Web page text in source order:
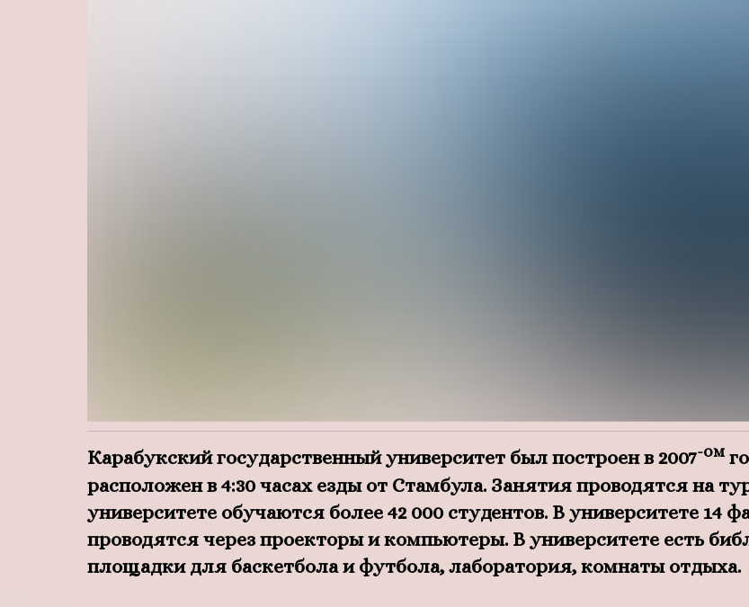
Карабукский государственный университет был построен в 2007-ом
расположен в 4:30 часах езды от Стамбула. Занятия проводятся на
университете обучаются более 42 000 студентов. В университете 14
проводятся через проекторы и компьютеры. В университете есть
площадки для баскетбола и футбола, лаборатория, комнаты отдыха.